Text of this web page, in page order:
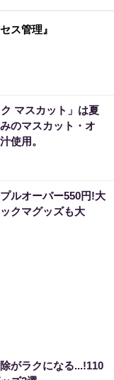
ス管理』
マスカット」は夏
のマスカット・オ
使用。
ルオーバー550円!大
クマグッズも大
がラクになる...!110